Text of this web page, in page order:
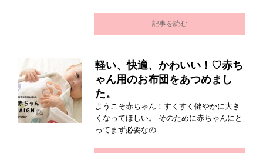
記事を読む
軽い、快適、かわいい！♡赤ち
ゃん用のお布団をあつめまし
た。
ようこそ赤ちゃん！すくすく健やかに大き
くなってほしい。 そのために赤ちゃんにと
ってまず必要なの